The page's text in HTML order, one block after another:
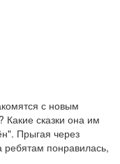
с новым
Какие сказки она им
Прыгая через
понравилась,